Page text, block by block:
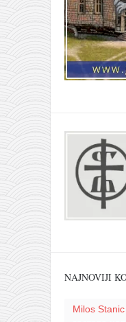
NAJNOVIJI
Milos Stanic